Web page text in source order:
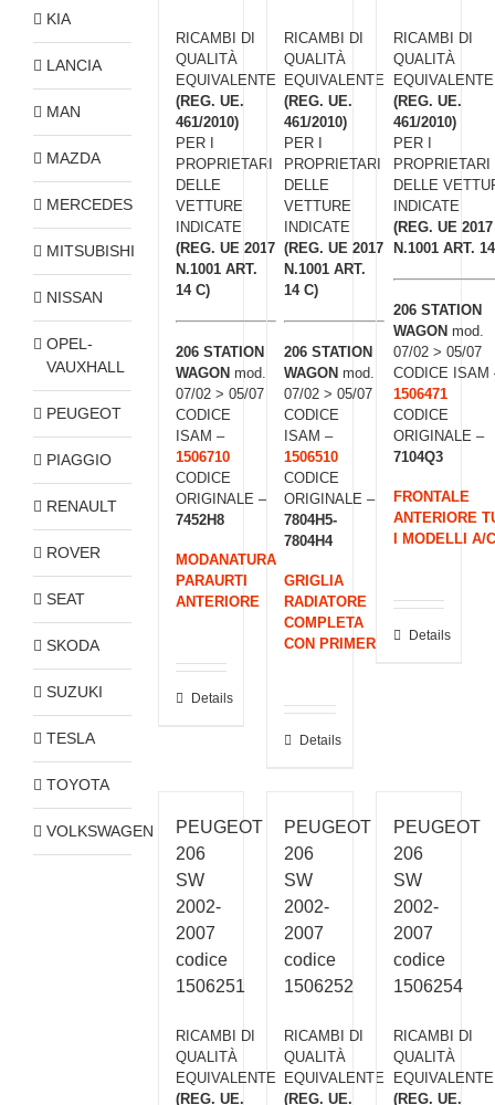
RICAMBI DI
QUALITÀ
EQUIVALENTE
(REG. UE.
461/2010)
PER I
PROPRIETARI
DELLE
VETTURE
INDICATE
(REG. UE 2017
N.1001 ART.
14 C)
206 STATION
WAGON mod.
07/02 > 05/07
CODICE
ISAM –
1506710
CODICE
ORIGINALE –
7452H8
MODANATURA
PARAURTI
ANTERIORE
Details
RICAMBI DI
QUALITÀ
EQUIVALENTE
(REG. UE.
461/2010)
PER I
PROPRIETARI
DELLE
VETTURE
INDICATE
(REG. UE 2017
N.1001 ART.
14 C)
206 STATION
WAGON mod.
07/02 > 05/07
CODICE
ISAM –
1506510
CODICE
ORIGINALE –
7804H5-
7804H4
GRIGLIA
RADIATORE
COMPLETA
CON PRIMER
Details
RICAMBI DI
QUALITÀ
EQUIVALENTE
(REG. UE.
461/2010)
PER I
PROPRIETARI
DELLE
INDICATE
(REG. UE 2017
N.1001 ART.
206 STATION
WAGON mod.
07/02 > 05/07
CODICE ISAM
1506471
CODICE
ORIGINALE –
7104Q3
FRONTALE
ANTERIORE
I MODELLI A/C
Details
PEUGEOT
206
SW
2002-
2007
codice
1506251
RICAMBI DI
QUALITÀ
EQUIVALENTE
(REG. UE.
PEUGEOT
206
SW
2002-
2007
codice
1506252
RICAMBI DI
QUALITÀ
EQUIVALENTE
(REG. UE.
PEUGEOT
206
SW
2002-
2007
codice
1506254
RICAMBI DI
QUALITÀ
EQUIVALENTE
(REG. UE.
KIA
LANCIA
MAN
MAZDA
MERCEDES
MITSUBISHI
NISSAN
OPEL-
VAUXHALL
PEUGEOT
PIAGGIO
RENAULT
ROVER
SEAT
SKODA
SUZUKI
TESLA
TOYOTA
VOLKSWAGEN